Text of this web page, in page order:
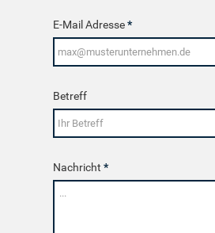
E-Mail Adresse*
Betreff
Nachricht *